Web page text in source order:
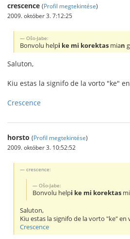
crescence (Profil megtekintése)
2009. október 3. 7:12:25
Oŝo-Jabe:
Bonvolu helpi ke mi korektas mian
Saluton,
Kiu estas la signifo de la vorto "ke"
Crescence
horsto (Profil megtekintése)
2009. október 3. 10:52:52
crescence:
Oŝo-Jabe:
Bonvolu helpi ke mi korektas
Saluton,
Kiu estas la signifo de la vorto "ke" en
Crescence